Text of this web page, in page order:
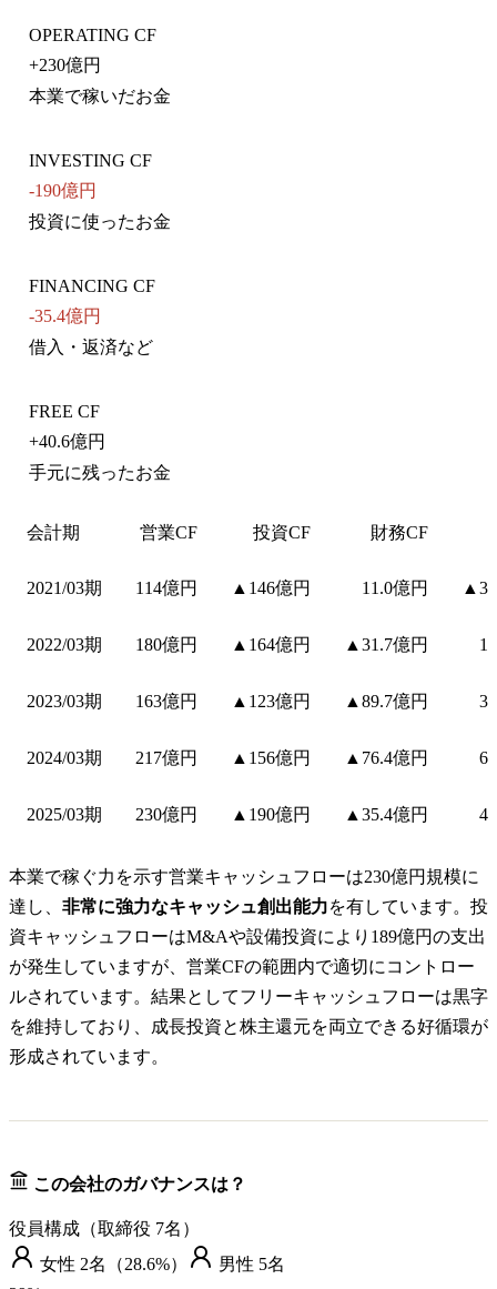
OPERATING CF
+230億円
本業で稼いだお金
INVESTING CF
-190億円
投資に使ったお金
FINANCING CF
-35.4億円
借入・返済など
FREE CF
+40.6億円
手元に残ったお金
会計期 営業CF 投資CF 財務CF
2021/03期 114億円 ▲146億円 11.0億円
2022/03期 180億円 ▲164億円 ▲31.7億円
2023/03期 163億円 ▲123億円 ▲89.7億円
2024/03期 217億円 ▲156億円 ▲76.4億円
2025/03期 230億円 ▲190億円 ▲35.4億円
本業で稼ぐ力を示す営業キャッシュフローは230億円規模に
達し、 非常に強力なキャッシュ創出能力を有しています。投
資キャッシュフローはM&Aや設備投資により189億円の支出
が発生していますが、営業CFの範囲内で適切にコントロー
ルされています。結果としてフリーキャッシュフローは黒字
を維持しており、成長投資と株主還元を両立できる好循環が
形成されています。
この会社のガバナンスは？
役員構成（取締役 7名）
女性 2名（28.6%） 男性 5名